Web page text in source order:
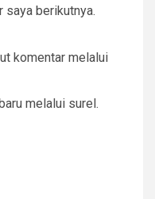
saya berikutnya.
komentar melalui
melalui surel.